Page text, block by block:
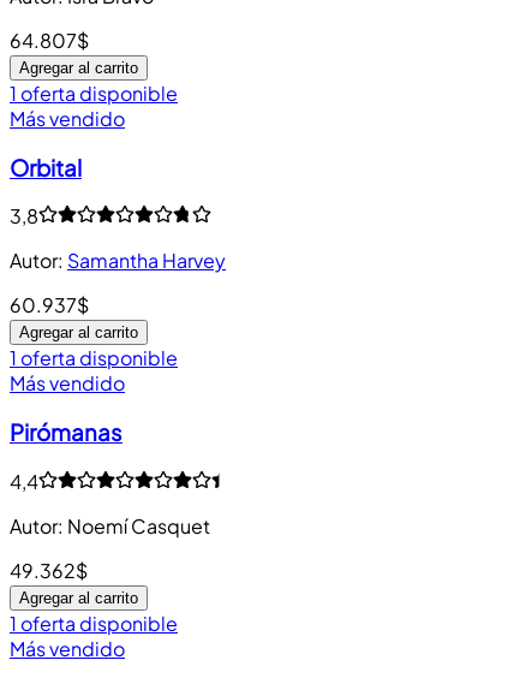
64.807$
Agregar al carrito
1 oferta disponible
Más vendido
Orbital
3,8
Autor: Samantha Harvey
60.937$
Agregar al carrito
1 oferta disponible
Más vendido
Pirómanas
4,4
Autor: Noemí Casquet
49.362$
Agregar al carrito
1 oferta disponible
Más vendido